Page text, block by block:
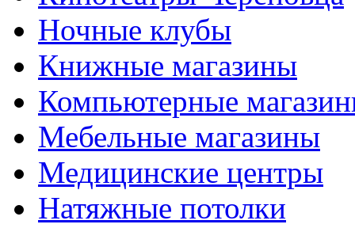
Ночные клубы
Книжные магазины
Компьютерные
Мебельные магазины
Медицинские центры
Натяжные потолки